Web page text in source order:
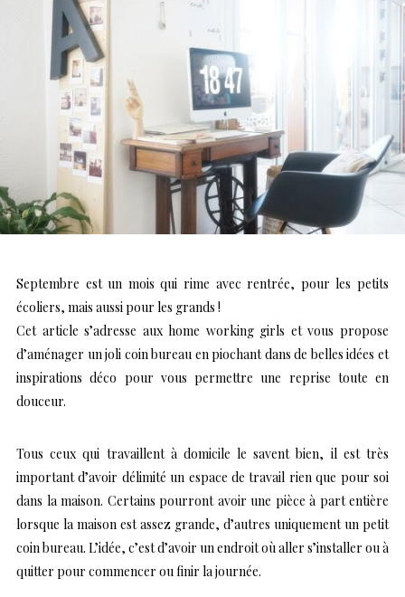
Septembre est un mois qui rime avec rentrée, pour les petits
écoliers, mais aussi pour les grands !
Cet article s’adresse aux home working girls et vous propose
d’aménager un joli coin bureau en piochant dans de belles idées et
inspirations déco pour vous permettre une reprise toute en
douceur.
Tous ceux qui travaillent à domicile le savent bien, il est très
important d’avoir délimité un espace de travail rien que pour soi
dans la maison. Certains pourront avoir une pièce à part entière
lorsque la maison est assez grande, d’autres uniquement un petit
coin bureau. L’idée, c’est d’avoir un endroit où aller s’installer ou à
quitter pour commencer ou finir la journée.